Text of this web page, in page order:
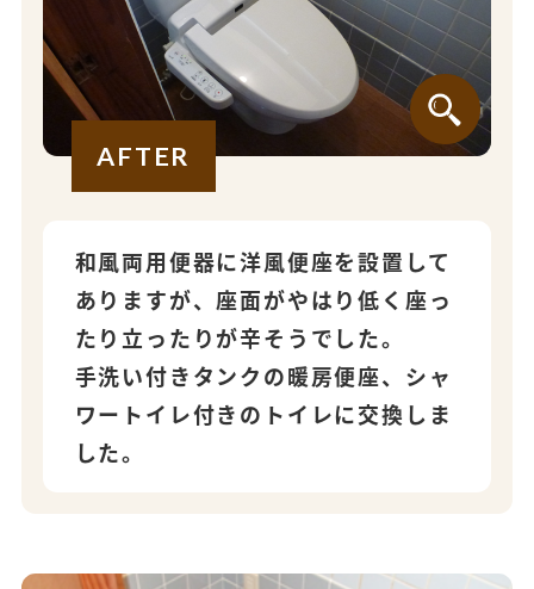
AFTER
和風両用便器に洋風便座を設置して
ありますが、座面がやはり低く座っ
たり立ったりが辛そうでした。
手洗い付きタンクの暖房便座、シャ
ワートイレ付きのトイレに交換しま
した。